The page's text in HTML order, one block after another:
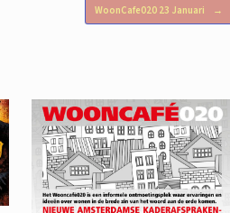
WoonCafe020 23 Januari →